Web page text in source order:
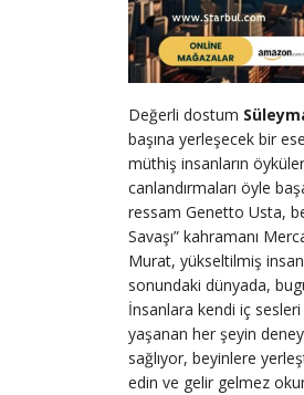
Değerli dostum
başına yerleşecek bir
müthiş insanların
canlandırmaları öyle
ressam Genetto Usta,
Savaşı” kahramanı
Murat, yükseltilmiş
sonundaki dünyada,
İnsanlara kendi iç sesleri
yaşanan her şeyin
sağlıyor, beyinlere
edin ve gelir gelmez